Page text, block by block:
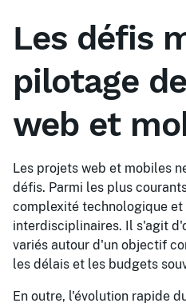
Les défis
pilotage
web et
Les projets web et mobiles
défis. Parmi les plus
complexité technologique
interdisciplinaires. Il s'agit
variés autour d'un objectif
les délais et les budgets
En outre, l'évolution rapide